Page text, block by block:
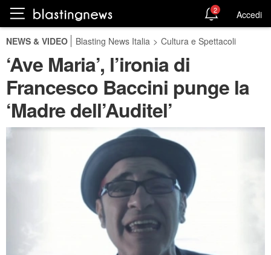
2 Accedi
NEWS & VIDEO Blasting News Italia > Cultura e Spettacoli
‘Ave Maria’, l’ironia di
Francesco Baccini punge la
‘Madre dell’Auditel’